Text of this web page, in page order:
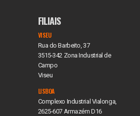
FILIAIS
VISEU
Rua do Barbeito, 37
3515-342 Zona Industrial de
Campo
Viseu
LISBOA
Complexo Industrial Vialonga,
2625-607 Armazém D16